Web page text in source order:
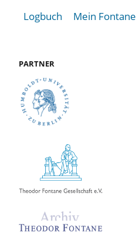
Logbuch Mein Fontane
PARTNER